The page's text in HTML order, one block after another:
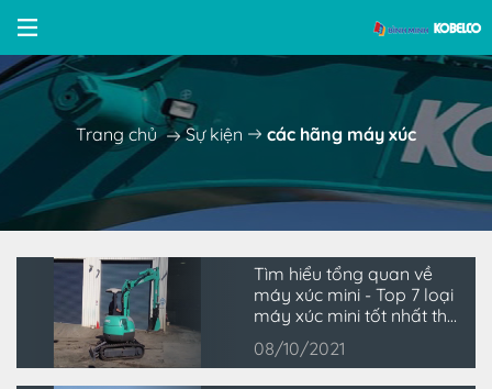
Trang chủ Sự kiện các hãng máy xúc
Tìm hiểu tổng quan về
máy xúc mini - Top 7 loại
máy xúc mini tốt nhất thị
trường
08/10/2021